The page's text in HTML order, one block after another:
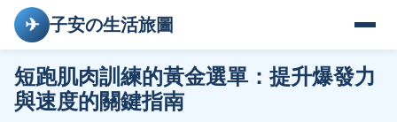
✈ 子安の生活旅圖
短跑肌肉訓練的黃金選單：提升爆發力
與速度的關鍵指南